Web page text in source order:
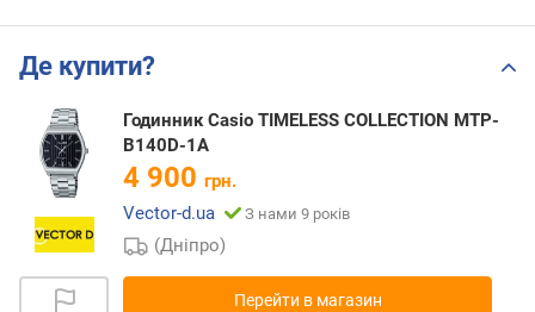
Де купити?
Годинник Casio TIMELESS COLLECTION MTP-
B140D-1A
4 900 грн.
Vector-d.ua
З нами 9 років
(Дніпро)
Перейти в магазин